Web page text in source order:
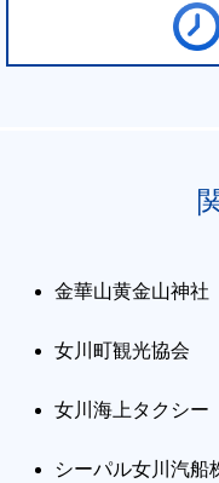
金華山黄金山神社
女川町観光協会
女川海上タクシー
シーパル女川汽船